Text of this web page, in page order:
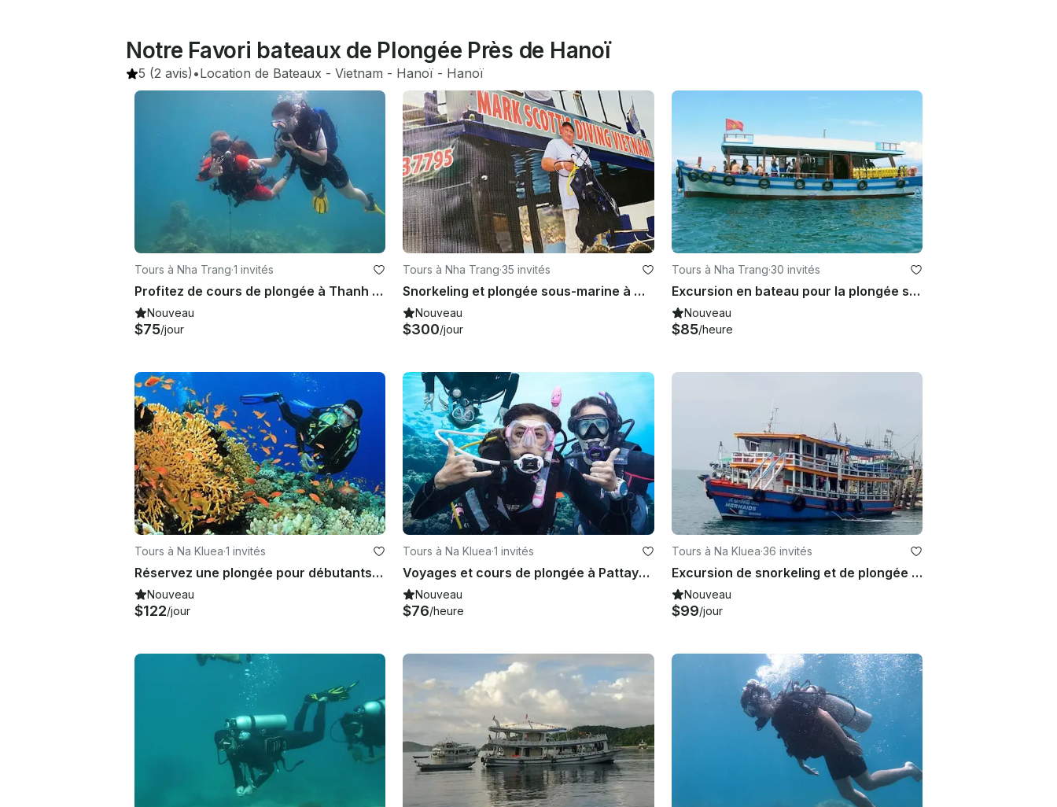
Notre Favori bateaux de Plongée Près de Hanoï
5 (2 avis) •Location de Bateaux - Vietnam - Hanoï - Hanoï
Tours à Nha Trang·1 invités
Profitez de cours de plongée à Thanh pho Thai Nguyen, au Vietnam
Nouveau
$75/jour
Tours à Nha Trang·35 invités
Snorkeling et plongée sous-marine à Nha Trang, Vietnam
Nouveau
$300/jour
Tours à Nha Trang·30 invités
Excursion en bateau pour la plongée sous-marine et la plongée
Nouveau
$85/heure
Tours à Na Kluea·1 invités
Réservez une plongée pour débutants à Muang Pattaya, Chang Wat Chon Buri
Nouveau
$122/jour
Tours à Na Kluea·1 invités
Voyages et cours de plongée à Pattaya, Thaïlande
Nouveau
$76/heure
Tours à Na Kluea·36 invités
Excursion de snorkeling et de plongée sous-marine à Muang Pattaya, Chang Wat Chon Buri
Nouveau
$99/jour